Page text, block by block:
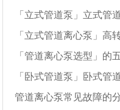
「立式管道泵」立式管
「立式管道离心泵」高
「管道离心泵选型」的
「卧式管道泵」卧式管
管道离心泵常见故障的